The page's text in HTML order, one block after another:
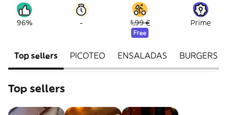
96% - 1,99 €
Free
Prime
Top sellers PICOTEO ENSALADAS BURGERS
Top sellers